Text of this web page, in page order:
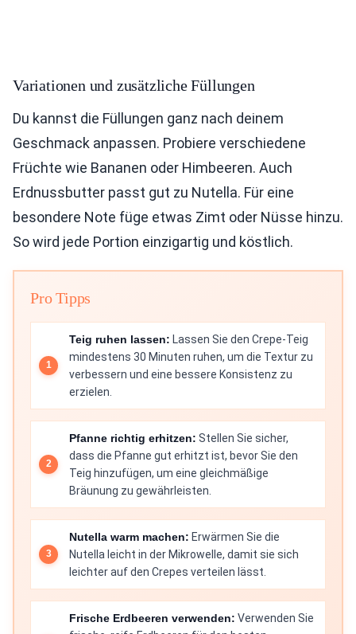
Variationen und zusätzliche Füllungen
Du kannst die Füllungen ganz nach deinem
Geschmack anpassen. Probiere verschiedene
Früchte wie Bananen oder Himbeeren. Auch
Erdnussbutter passt gut zu Nutella. Für eine
besondere Note füge etwas Zimt oder Nüsse hinzu.
So wird jede Portion einzigartig und köstlich.
Pro Tipps
Teig ruhen lassen: Lassen Sie den Crepe-Teig
mindestens 30 Minuten ruhen, um die Textur zu
verbessern und eine bessere Konsistenz zu
erzielen.
Pfanne richtig erhitzen: Stellen Sie sicher,
dass die Pfanne gut erhitzt ist, bevor Sie den
Teig hinzufügen, um eine gleichmäßige
Bräunung zu gewährleisten.
Nutella warm machen: Erwärmen Sie die
Nutella leicht in der Mikrowelle, damit sie sich
leichter auf den Crepes verteilen lässt.
Frische Erdbeeren verwenden: Verwenden Sie